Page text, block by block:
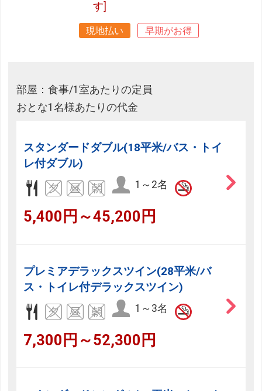
す]
現地払い 早期がお得
部屋：食事/1室あたりの定員
おとな1名様あたりの代金
スタンダードダブル(18平米/バス・トイ
レ付ダブル)
1～2名
5,400円～45,200円
プレミアデラックスツイン(28平米/バ
ス・トイレ付デラックスツイン)
1～3名
7,300円～52,300円